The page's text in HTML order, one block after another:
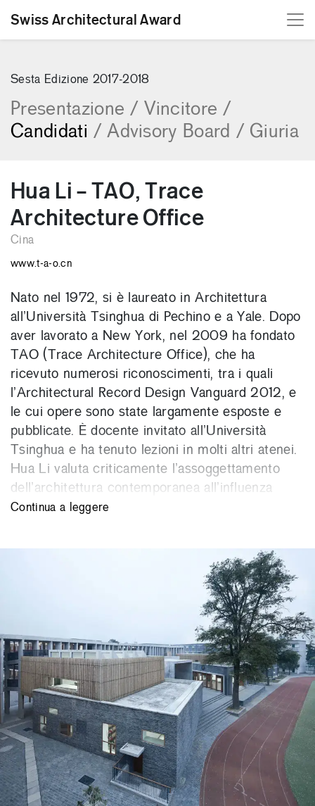
Swiss Architectural Award
Sesta Edizione 2017-2018
Presentazione / Vincitore /
Candidati / Advisory Board / Giuria
Hua Li – TAO, Trace
Architecture Office
Cina
www.t-a-o.cn
Continua a leggere
Nato nel 1972, si è laureato in Architettura
all’Università Tsinghua di Pechino e a Yale. Dopo
aver lavorato a New York, nel 2009 ha fondato
TAO (Trace Architecture Office), che ha
ricevuto numerosi riconoscimenti, tra i quali
l’Architectural Record Design Vanguard 2012, e
le cui opere sono state largamente esposte e
pubblicate. È docente invitato all’Università
Tsinghua e ha tenuto lezioni in molti altri atenei.
Hua Li valuta criticamente l’assoggettamento
dell’architettura contemporanea all’influenza
delle mode e dei media nell’epoca della
l’architettura come un organismo in evoluzione,
un’entità inscindibile dal suo contesto, piuttosto